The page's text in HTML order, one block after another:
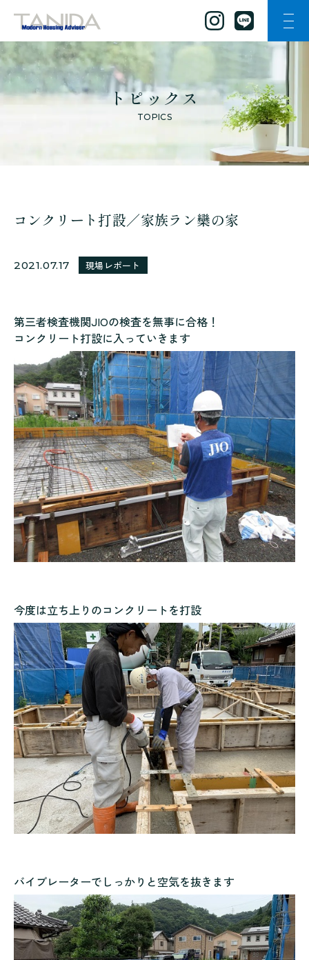
谷田工務店のトップページへ移動
ナビ
トピックス
TOPICS
コンクリート打設／家族ラン欒の家
2021.07.17 現場レポート
第三者検査機関JIOの検査を無事に合格！
コンクリート打設に入っていきます
今度は立ち上りのコンクリートを打設
バイブレーターでしっかりと空気を抜きます